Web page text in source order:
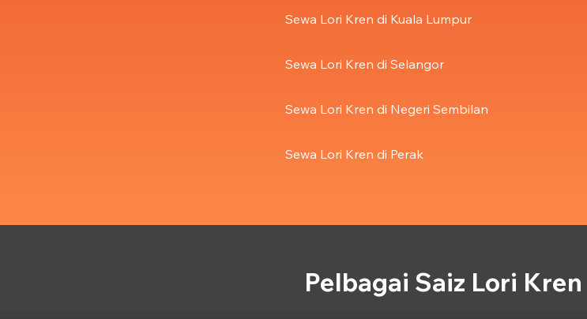
Sewa Lori Kren di Kuala Lumpur
Sewa Lori Kren di Selangor
Sewa Lori Kren di Negeri Sembilan
Sewa Lori Kren di Perak
Pelbagai Saiz Lori